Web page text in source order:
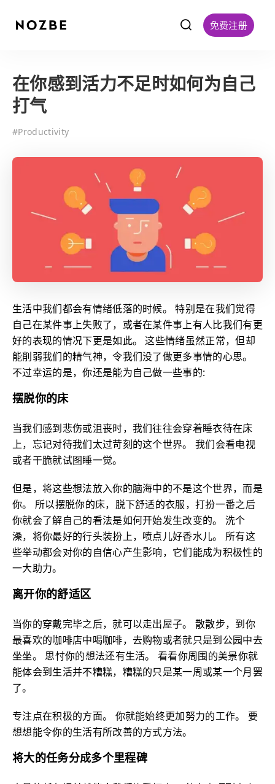
f 免费注册
在你感到活力不足时如何为自己
打气
#Productivity
生活中我们都会有情绪低落的时候。 特别是在我们觉得
自己在某件事上失败了，或者在某件事上有人比我们有更
好的表现的情况下更是如此。 这些情绪虽然正常，但却
能削弱我们的精气神，令我们没了做更多事情的心思。
不过幸运的是，你还是能为自己做一些事的:
摆脱你的床
当我们感到悲伤或沮丧时，我们往往会穿着睡衣待在床
上，忘记对待我们太过苛刻的这个世界。 我们会看电视
或者干脆就试图睡一觉。
但是，将这些想法放入你的脑海中的不是这个世界，而是
你。 所以摆脱你的床，脱下舒适的衣服，打扮一番之后
你就会了解自己的看法是如何开始发生改变的。 洗个
澡，将你最好的行头装扮上，喷点儿好香水儿。 所有这
些举动都会对你的自信心产生影响，它们能成为积极性的
一大助力。
离开你的舒适区
当你的穿戴完毕之后，就可以走出屋子。 散散步，到你
最喜欢的咖啡店中喝咖啡，去购物或者就只是到公园中去
坐坐。 思忖你的想法还有生活。 看看你周围的美景你就
能体会到生活并不糟糕，糟糕的只是某一周或某一个月罢
了。
专注点在积极的方面。 你就能始终更加努力的工作。 要
想想能令你的生活有所改善的方式方法。
将大的任务分成多个里程碑